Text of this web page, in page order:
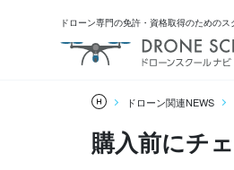
ドローン専門の免許・資格取得のためのス
ドローン関連NEWS
購入前にチ